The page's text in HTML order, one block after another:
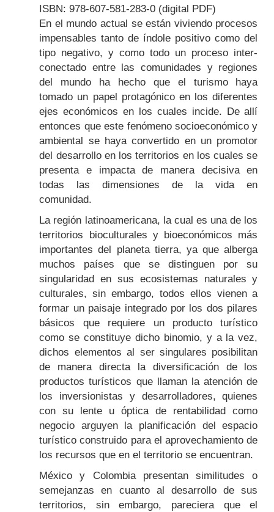
ISBN: 978-607-581-283-0 (digital PDF)
Body
En el mundo actual se están viviendo procesos
impensables tanto de índole positivo como del
tipo negativo, y como todo un proceso inter­
conectado entre las comunidades y regiones
del mundo ha hecho que el turismo haya
tomado un papel protagónico en los diferentes
ejes económicos en los cuales incide. De allí
entonces que este fenómeno socioeconómico y
ambiental se haya convertido en un promotor
del desarrollo en los territorios en los cuales se
presenta e impacta de manera decisiva en
todas las dimensiones de la vida en
comunidad.
La región latinoamericana, la cual es una de los
territorios biocul­turales y bioeconómicos más
importantes del planeta tierra, ya que alberga
muchos países que se distinguen por su
singularidad en sus ecosistemas naturales y
culturales, sin embargo, todos ellos vienen a
formar un paisaje integrado por los dos pilares
básicos que requiere un producto turístico
como se constituye dicho binomio, y a la vez,
dichos elementos al ser singulares posibilitan
de manera directa la diversifica­ción de los
productos turísticos que llaman la atención de
los inversionistas y desarrolladores, quienes
con su lente u óptica de rentabilidad como
negocio arguyen la planificación del espacio
turístico cons­truido para el aprovechamiento de
los recursos que en el territorio se encuentran.
México y Colombia presentan similitudes o
semejanzas en cuanto al desarrollo de sus
territorios, sin embargo, pareciera que el